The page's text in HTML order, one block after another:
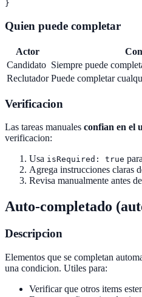
Quien puede completar
Actor
Candidato Siempre puede
Reclutador Puede completar
Verificacion
Las tareas manuales confian en el
verificacion:
Usa isRequired: true
Agrega instrucciones claras
Revisa manualmente antes
Auto-completado
Descripcion
Elementos que se completan
una condicion. Utiles para:
Verificar que otros items